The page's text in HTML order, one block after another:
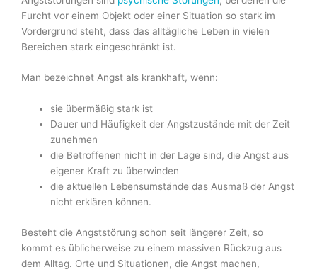
Furcht vor einem Objekt oder ei­ner Situation so stark im
Vordergrund steht, dass das alltägliche Leben in vielen
Bereichen stark eingeschränkt ist.
Man bezeichnet Angst als krankhaft, wenn:
sie übermäßig stark ist
Dauer und Häufigkeit der Angstzustände mit der Zeit
zunehmen
die Betroffenen nicht in der Lage sind, die Angst aus
eigener Kraft zu überwinden
die aktuellen Lebensumstände das Ausmaß der Angst
nicht erklären können.
Besteht die Angststörung schon seit längerer Zeit, so
kommt es üblicherweise zu einem massiven Rückzug aus
dem Alltag. Orte und Situationen, die Angst machen,